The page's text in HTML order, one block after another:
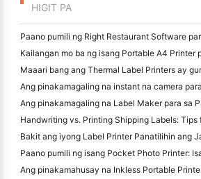
HIGIT PA
Bakit ang iyong Label Printer Panatilihin ang